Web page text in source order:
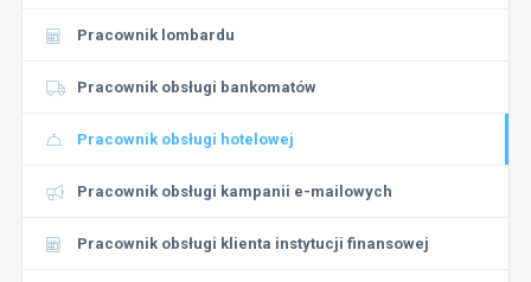
Pracownik lombardu
Pracownik obsługi bankomatów
Pracownik obsługi hotelowej
Pracownik obsługi kampanii e-mailowych
Pracownik obsługi klienta instytucji finansowej